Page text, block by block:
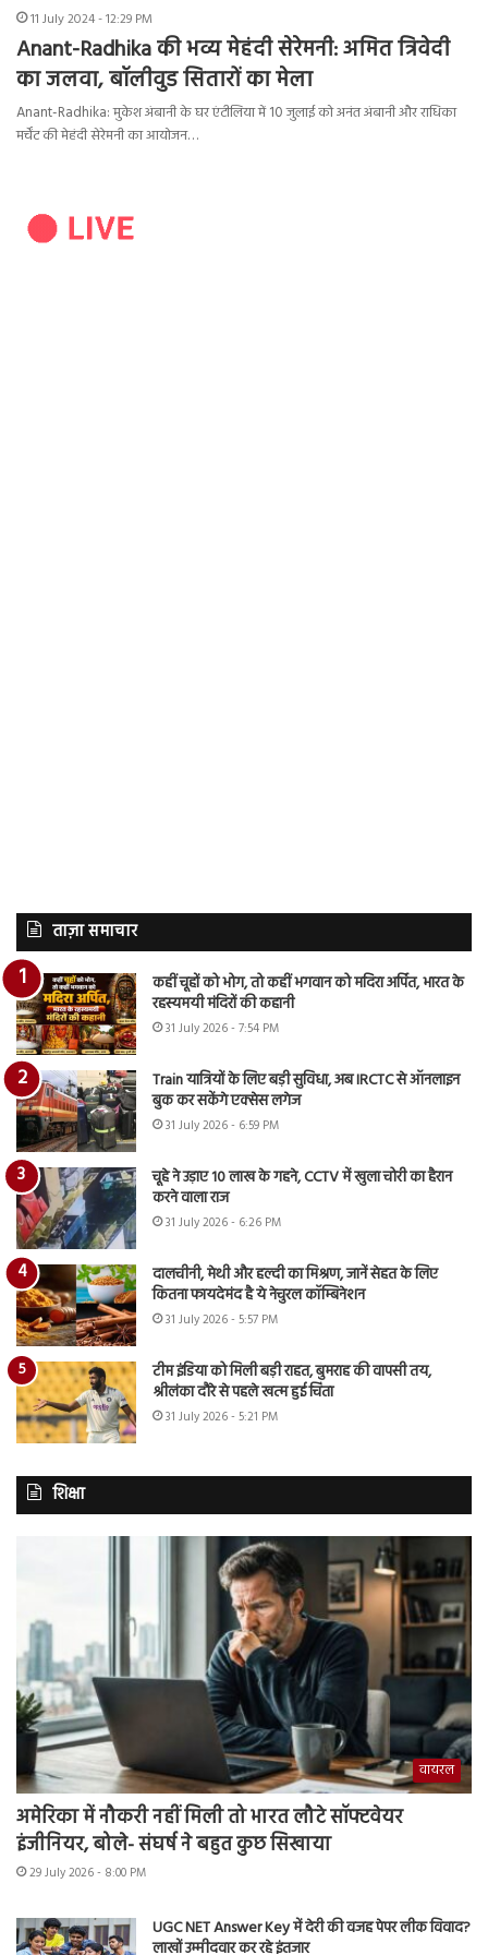
11 July 2024 - 12:29 PM
Anant-Radhika की भव्य मेहंदी सेरेमनी: अमित त्रिवेदी
का जलवा, बॉलीवुड सितारों का मेला
Anant-Radhika: मुकेश अंबानी के घर एंटीलिया में 10 जुलाई को अनंत अंबानी और राधिका
मर्चेंट की मेहंदी सेरेमनी का आयोजन…
ताज़ा समाचार
कहीं चूहों को भोग, तो कहीं भगवान को मदिरा अर्पित, भारत के
रहस्यमयी मंदिरों की कहानी
31 July 2026 - 7:54 PM
Train यात्रियों के लिए बड़ी सुविधा, अब IRCTC से ऑनलाइन
बुक कर सकेंगे एक्सेस लगेज
31 July 2026 - 6:59 PM
चूहे ने उड़ाए 10 लाख के गहने, CCTV में खुला चोरी का हैरान
करने वाला राज
31 July 2026 - 6:26 PM
दालचीनी, मेथी और हल्दी का मिश्रण, जानें सेहत के लिए
कितना फायदेमंद है ये नेचुरल कॉम्बिनेशन
31 July 2026 - 5:57 PM
टीम इंडिया को मिली बड़ी राहत, बुमराह की वापसी तय,
श्रीलंका दौरे से पहले खत्म हुई चिंता
31 July 2026 - 5:21 PM
शिक्षा
वायरल
अमेरिका में नौकरी नहीं मिली तो भारत लौटे सॉफ्टवेयर
इंजीनियर, बोले- संघर्ष ने बहुत कुछ सिखाया
29 July 2026 - 8:00 PM
UGC NET Answer Key में देरी की वजह पेपर लीक विवाद?
लाखों उम्मीदवार कर रहे इंतजार